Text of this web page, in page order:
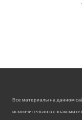
Все материалы на данном
исключительно в